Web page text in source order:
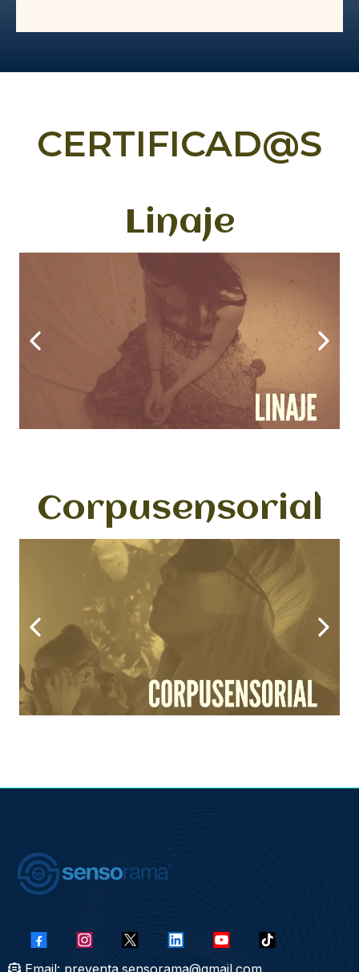
CERTIFICAD@S
Linaje
Corpusensorial
Email: preventa.sensorama@gmail.com